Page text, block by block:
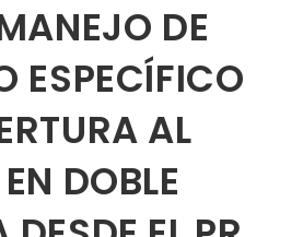
DE
ESPECÍFICO
AL
DOBLE